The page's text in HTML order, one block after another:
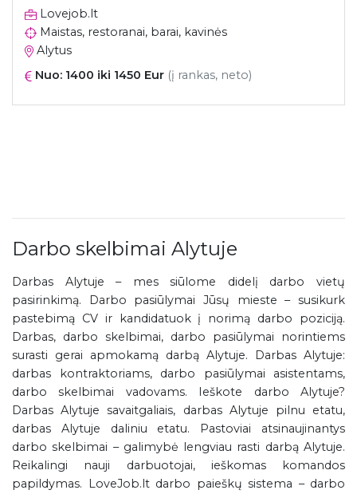
Lovejob.lt
Maistas, restoranai, barai, kavinės
Alytus
Nuo: 1400 iki 1450 Eur (į rankas, neto)
Darbo skelbimai Alytuje
Darbas Alytuje – mes siūlome didelį darbo vietų
pasirinkimą. Darbo pasiūlymai Jūsų mieste – susikurk
pastebimą CV ir kandidatuok į norimą darbo poziciją.
Darbas, darbo skelbimai, darbo pasiūlymai norintiems
surasti gerai apmokamą darbą Alytuje. Darbas Alytuje:
darbas kontraktoriams, darbo pasiūlymai asistentams,
darbo skelbimai vadovams. Ieškote darbo Alytuje?
Darbas Alytuje savaitgaliais, darbas Alytuje pilnu etatu,
darbas Alytuje daliniu etatu. Pastoviai atsinaujinantys
darbo skelbimai – galimybė lengviau rasti darbą Alytuje.
Reikalingi nauji darbuotojai, ieškomas komandos
papildymas. LoveJob.lt darbo paieškų sistema – darbo